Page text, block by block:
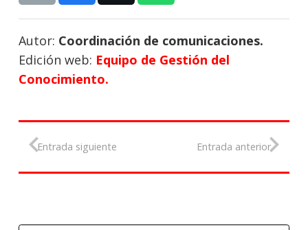
Autor: Coordinación de comunicaciones.
Edición web: Equipo de Gestión del
Conocimiento.
Entrada siguiente Entrada anterior